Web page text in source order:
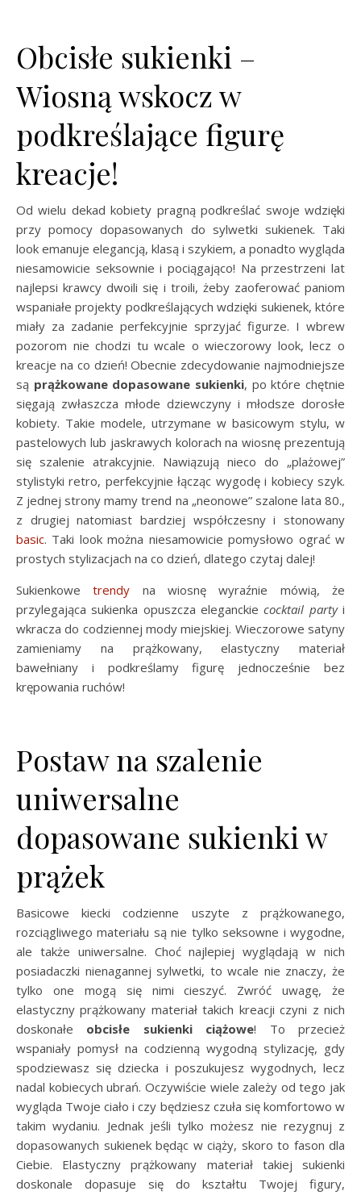
Obcisłe sukienki –
Wiosną wskocz w
podkreślające figurę
kreacje!
Od wielu dekad kobiety pragną podkreślać swoje wdzięki
przy pomocy dopasowanych do sylwetki sukienek. Taki
look emanuje elegancją, klasą i szykiem, a ponadto wygląda
niesamowicie seksownie i pociągająco! Na przestrzeni lat
najlepsi krawcy dwoili się i troili, żeby zaoferować paniom
wspaniałe projekty podkreślających wdzięki sukienek, które
miały za zadanie perfekcyjnie sprzyjać figurze. I wbrew
pozorom nie chodzi tu wcale o wieczorowy look, lecz o
kreacje na co dzień! Obecnie zdecydowanie najmodniejsze
są prążkowane dopasowane sukienki, po które chętnie
sięgają zwłaszcza młode dziewczyny i młodsze dorosłe
kobiety. Takie modele, utrzymane w basicowym stylu, w
pastelowych lub jaskrawych kolorach na wiosnę prezentują
się szalenie atrakcyjnie. Nawiązują nieco do „plażowej”
stylistyki retro, perfekcyjnie łącząc wygodę i kobiecy szyk.
Z jednej strony mamy trend na „neonowe” szalone lata 80.,
z drugiej natomiast bardziej współczesny i stonowany
basic. Taki look można niesamowicie pomysłowo ograć w
prostych stylizacjach na co dzień, dlatego czytaj dalej!
Sukienkowetrendy na wiosnę wyraźnie mówią, że
przylegająca sukienka opuszcza eleganckiecocktail partyi
wkracza do codziennej mody miejskiej. Wieczorowe satyny
zamieniamy na prążkowany, elastyczny materiał
bawełniany i podkreślamy figurę jednocześnie bez
krępowania ruchów!
Postaw na szalenie
uniwersalne
dopasowane sukienki w
prążek
Basicowe kiecki codzienne uszyte z prążkowanego,
rozciągliwego materiału są nie tylko seksowne i wygodne,
ale także uniwersalne. Choć najlepiej wyglądają w nich
posiadaczki nienagannej sylwetki, to wcale nie znaczy, że
tylko one mogą się nimi cieszyć. Zwróć uwagę, że
elastyczny prążkowany materiał takich kreacji czyni z nich
doskonałe obcisłe sukienki ciążowe! To przecież
wspaniały pomysł na codzienną wygodną stylizację, gdy
spodziewasz się dziecka i poszukujesz wygodnych, lecz
nadal kobiecych ubrań. Oczywiście wiele zależy od tego jak
wygląda Twoje ciało i czy będziesz czuła się komfortowo w
takim wydaniu. Jednak jeśli tylko możesz nie rezygnuj z
dopasowanych sukienek będąc w ciąży, skoro to fason dla
Ciebie. Elastyczny prążkowany materiał takiej sukienki
doskonale dopasuje się do kształtu Twojej figury,